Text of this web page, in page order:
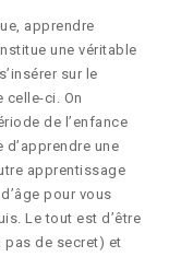
apprendre
une véritable
sur le
celle-ci. On
de l’enfance
une
apprentissage
pour vous
Le tout est d’être
pas de secret) et